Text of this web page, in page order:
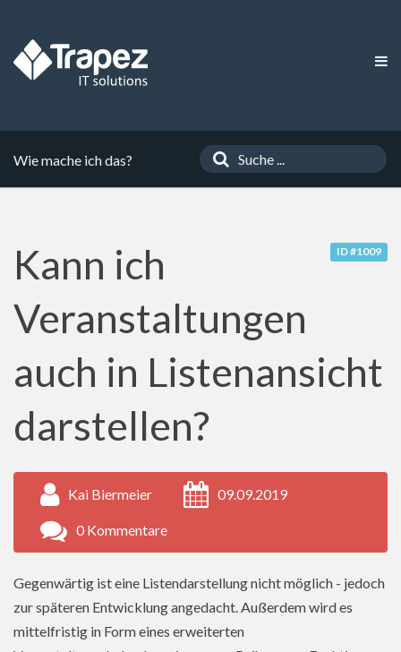
Wie mache ich das?
ID #1009
Kann ich
Veranstaltungen
auch in Listenansicht
darstellen?
Kai Biermeier 09.09.2019
0 Kommentare
Gegenwärtig ist eine Listendarstellung nicht möglich - jedoch
zur späteren Entwicklung angedacht. Außerdem wird es
mittelfristig in Form eines erweiterten